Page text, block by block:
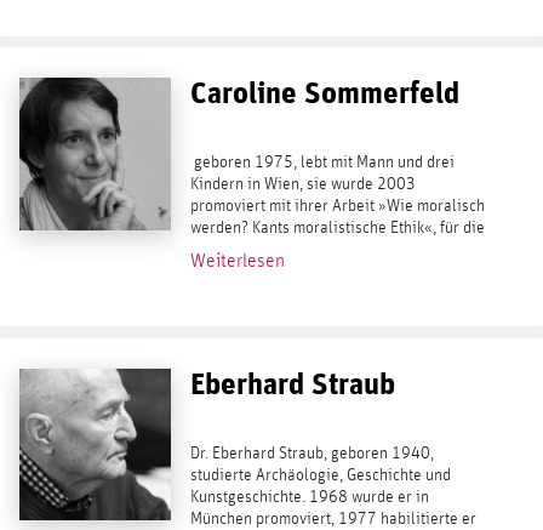
Caroline Sommerfeld
geboren 1975, lebt mit Mann und drei
Kindern in Wien, sie wurde 2003
promoviert mit ihrer Arbeit »Wie moralisch
werden? Kants moralistische Ethik«, für die
sie 2004 den Karl-Alber-Preis erhielt. Seit
2015 zählt sich Sommerfeld, aus grünem...
Weiterlesen
Eberhard Straub
Dr. Eberhard Straub, geboren 1940,
studierte Archäologie, Geschichte und
Kunstgeschichte. 1968 wurde er in
München promoviert, 1977 habilitierte er